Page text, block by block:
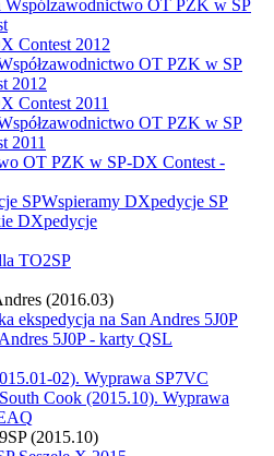
Wspólzawodnictwo OT PZK w SP
Contest 2012
OT PZK w SP
2012
Contest 2011
OT PZK w SP
2011
OT PZK w SP-DX Contest -
Wspieramy DXpedycje SP
DXpedycje
TO2SP
(2016.03)
ekspedycja na San Andres 5J0P
5J0P - karty QSL
02). Wyprawa SP7VC
Cook (2015.10). Wyprawa
(2015.10)